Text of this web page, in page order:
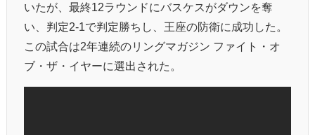
いたが、最終12ラウンドにバスケスがダウンを奪
い、判定2-1で判定勝ちし、王座の防衛に成功した。
この試合は2年連続のリングマガジン ファイト・オ
ブ・ザ・イヤーに選出された。